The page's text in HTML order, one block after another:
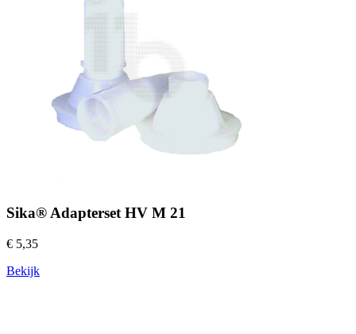
Sika® Adapterset HV M 21
€ 5,35
Bekijk